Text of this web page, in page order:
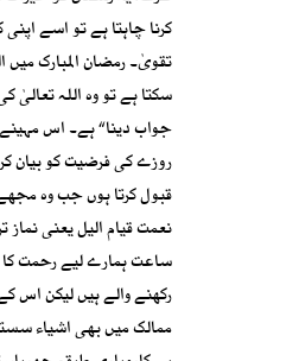
کرنا چاہتا ہے تو اسے
تقویٰ۔ رمضان المبارک
سکتا ہے تو وہ اللہ
جواب دینا“ ہے۔ اس
روزے کی فرضیت کو بیان
نعمت قیام الیل یعنی
ساعت ہمارے لیے رحمت کا
رکھنے والے ہیں لیکن اس
ممالک میں بھی اشیاء